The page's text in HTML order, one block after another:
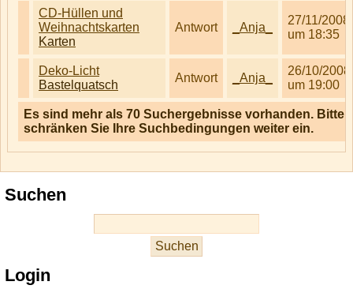
CD-Hüllen und
Weihnachtskarten
Karten
Antwort _Anja_
27/11/2008
um 18:35
Deko-Licht
Bastelquatsch
Antwort _Anja_
26/10/2008
um 19:00
Es sind mehr als 70 Suchergebnisse vorhanden. Bitte
schränken Sie Ihre Suchbedingungen weiter ein.
Suchen
Login